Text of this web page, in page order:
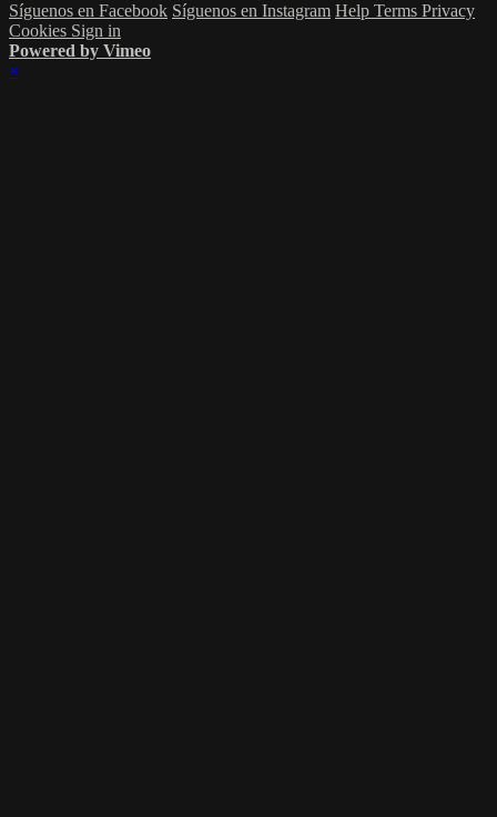
Síguenos en Facebook Síguenos en Instagram Help Terms Privacy
Cookies Sign in
Powered by Vimeo
×